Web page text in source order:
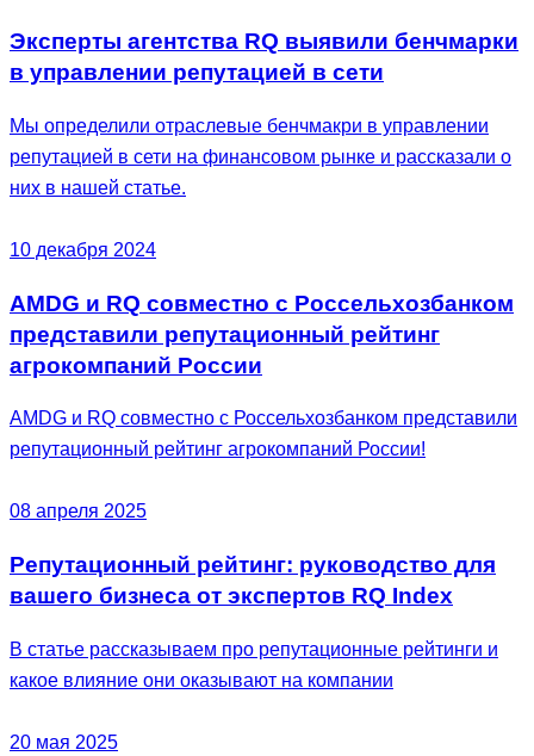
Эксперты агентства RQ выявили бенчмарки
в управлении репутацией в сети
Мы определили отраслевые бенчмакри в управлении
репутацией в сети на финансовом рынке и рассказали о
них в нашей статье.
10 декабря 2024
AMDG и RQ совместно с Россельхозбанком
представили репутационный рейтинг
агрокомпаний России
AMDG и RQ совместно с Россельхозбанком представили
репутационный рейтинг агрокомпаний России!
08 апреля 2025
Репутационный рейтинг: руководство для
вашего бизнеса от экспертов RQ Index
В статье рассказываем про репутационные рейтинги и
какое влияние они оказывают на компании
20 мая 2025